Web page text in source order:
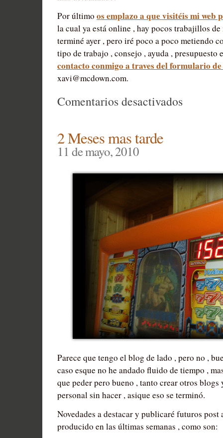
Por último os emplazo a que visitéis mi web
la cual ya está online , hay pocos trabajillos
terminé ayer , pero iré poco a poco metiendo
tipo de trabajo , consejo , ayuda , presupuesto
contacto conmigo a traves del formulario de
xavi@mcdown.com.
Comentarios desactivados
2 Meses mas tarde
11 de mayo, 2010
Parece que tengo el blog de lado , pero no ,
caso esque no he andado fluido de tiempo ,
que peder pero bueno , tanto crear otros blogs
personal sin hacer , asique eso se terminó.
Novedades a destacar y publicaré futuros post
producido en las últimas semanas , como son: